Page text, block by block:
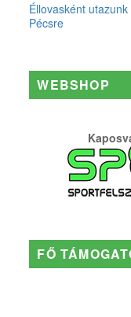
Éllovasként utazunk
Pécsre
WEBSHOP
FŐ